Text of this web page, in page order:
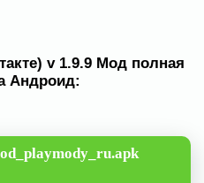
v 1.9.9 Мод полная
Андроид: